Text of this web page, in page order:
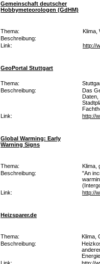
Gemeinschaft deutscher
Hobbymeteorologen (GdHM)
Thema:
Klima,
Beschreibung:
Link:
http://
GeoPortal Stuttgart
Thema:
Beschreibung:
Das
Daten,
Link:
http://
Global Warming: Early
Warning Signs
Thema:
Klima,
Beschreibung:
"An
Link:
http://
Heizsparer.de
Thema:
Klima,
Beschreibung: